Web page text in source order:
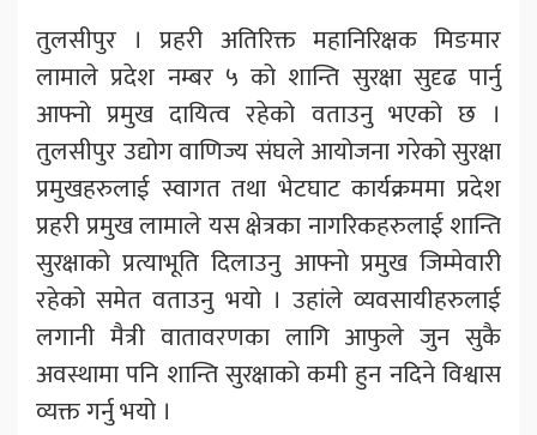
तुलसीपुर । प्रहरी अतिरिक्त महानिरिक्षक मिङमार
लामाले प्रदेश नम्बर ५ को शान्ति सुरक्षा सुदृढ पार्नु
आफ्नो प्रमुख दायित्व रहेको वताउनु भएको छ ।
तुलसीपुर उद्योग वाणिज्य संघले आयोजना गरेको सुरक्षा
प्रमुखहरुलाई स्वागत तथा भेटघाट कार्यक्रममा प्रदेश
प्रहरी प्रमुख लामाले यस क्षेत्रका नागरिकहरुलाई शान्ति
सुरक्षाको प्रत्याभूति दिलाउनु आफ्नो प्रमुख जिम्मेवारी
रहेको समेत वताउनु भयो । उहांले व्यवसायीहरुलाई
लगानी मैत्री वातावरणका लागि आफुले जुन सुकै
अवस्थामा पनि शान्ति सुरक्षाको कमी हुन नदिने विश्वास
व्यक्त गर्नु भयो ।